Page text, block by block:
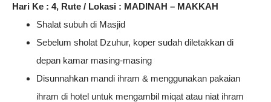
Hari Ke : 4, Rute / Lokasi : MADINAH – MAKKAH
Shalat subuh di Masjid
Sebelum sholat Dzuhur, koper sudah diletakkan di
depan kamar masing-masing
Disunnahkan mandi ihram & menggunakan pakaian
ihram di hotel untuk mengambil miqat atau niat ihram